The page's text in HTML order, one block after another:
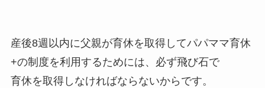
産後8週以内に父親が育休を取得してパパママ育休
+の制度を利用するためには、必ず飛び石で
育休を取得しなければならないからです。